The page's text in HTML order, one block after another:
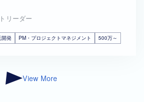
リーダー
開発 PM・プロジェクトマネジメント 500万～
View More